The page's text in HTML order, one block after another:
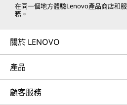
在同一個地方體驗Lenovo產品商店和服
務。
關於 LENOVO
產品
顧客服務